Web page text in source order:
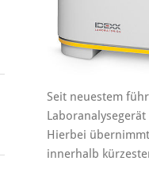
Seit neuestem
Hierbei
innerhalb